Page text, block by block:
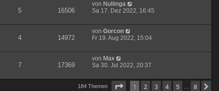
5 16506
von Nullinga
Sa 17. Dez 2022, 16:45
4 14972
von Gorcon
Fr 19. Aug 2022, 15:04
7 17369
von Max
Sa 30. Jul 2022, 20:37
184 Themen Seite von8
1 2 3 4 5 8